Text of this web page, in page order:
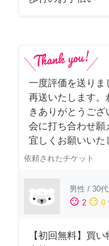
一度評価を送りま
再送いたします。
きありがとうご
会に打ち合わせ願
宜しくお願いいた
依頼されたチケット
男性 / 30代
sentiment_satisfied 2 sentiment_neutral 0
【初回無料】買